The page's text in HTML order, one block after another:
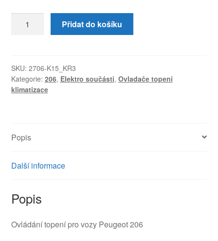
topení
Peugeot
206
6451EH
Přidat do košíku
SKU: 2706-K15_KR3
Kategorie: 206, Elektro součásti, Ovladače topení
klimatizace
Popis
Další informace
Popis
Ovládání topení pro vozy Peugeot 206